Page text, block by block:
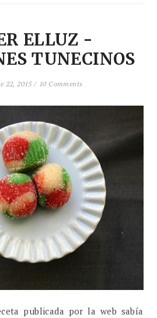
ELLUZ -
TUNECINOS
22, 2015 / 10 Comments
publicada por la web sabía